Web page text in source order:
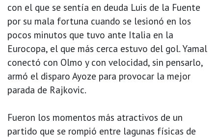
con el que se sentía en deuda Luis de la Fuente
por su mala fortuna cuando se lesionó en los
pocos minutos que tuvo ante Italia en la
Eurocopa, el que más cerca estuvo del gol. Yamal
conectó con Olmo y con velocidad, sin pensarlo,
armó el disparo Ayoze para provocar la mejor
parada de Rajkovic.
Fueron los momentos más atractivos de un
partido que se rompió entre lagunas físicas de